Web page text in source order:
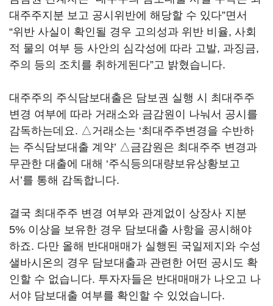
대주주지분 보고 공시위반에 해당할 수 있다”면서
“위반 사실이 확인될 경우 고의성과 위반 비율, 사회
적 물의 여부 등 사안의 심각성에 따라 고발, 과징금,
주의 등의 조치를 취하게된다”고 밝혔습니다.
대주주의 주식담보대출은 담보권 실행 시 최대주주
변경 여부에 따라 거래소와 금감원이 나눠서 공시를
감독하는데요. △거래소는 ‘최대주주변경을 수반하
는 주식담보대출 계약’ △금감원은 최대주주 변경과
무관한 대출에 대해 ‘주식등의대량보유상황보고
서’를 통해 감독합니다.
결국 최대주주 변경 여부와 관계없이 상장사 지분
5% 이상을 보유한 경우 담보대출 사항을 공시해야
하죠. 다만 올해 반대매매가 실행된 국일제지와 수성
샐바시온의 경우 담보대출과 관련한 어떤 공시도 확
인할 수 없습니다. 투자자들은 반대매매가 나오고 나
서야 담보대출 여부를 확인할 수 있었습니다.